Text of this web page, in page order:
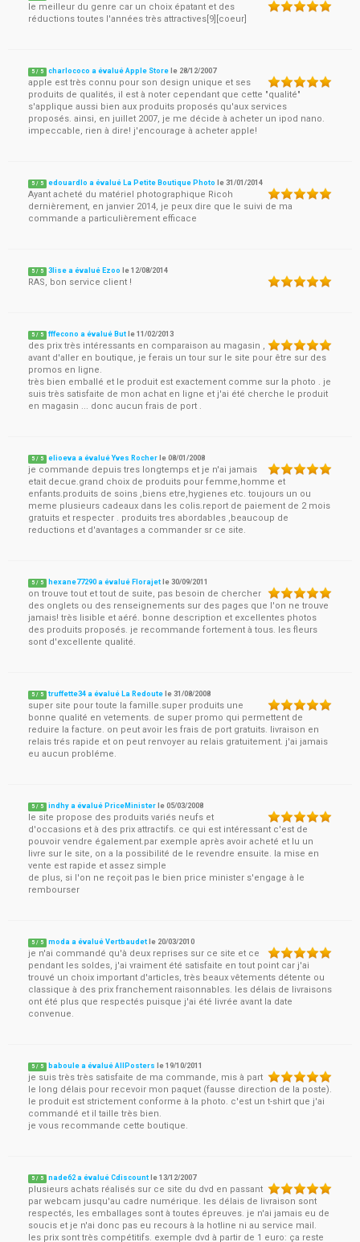
le meilleur du genre car un choix épatant et des
réductions toutes l'années très attractives[9][coeur]
5 / 5 charlococo a évalué Apple Store le 28/12/2007
apple est très connu pour son design unique et ses
produits de qualités, il est à noter cependant que cette "qualité"
s'applique aussi bien aux produits proposés qu'aux services
proposés. ainsi, en juillet 2007, je me décide à acheter un ipod nano.
impeccable, rien à dire! j'encourage à acheter apple!
5 / 5 edouardlo a évalué La Petite Boutique Photo le31/01/2014
Ayant acheté du matériel photographique Ricoh
dernièrement, en janvier 2014, je peux dire que le suivi de ma
commande a particulièrement efficace
5 / 5 3lise a évalué Ezoo le12/08/2014
RAS, bon service client !
5 / 5 fffecono a évalué But le11/02/2013
des prix très intéressants en comparaison au magasin ,
avant d'aller en boutique, je ferais un tour sur le site pour être sur des
promos en ligne.
très bien emballé et le produit est exactement comme sur la photo . je
suis très satisfaite de mon achat en ligne et j'ai été cherche le produit
en magasin ... donc aucun frais de port .
5 / 5 elioeva a évalué Yves Rocher le08/01/2008
je commande depuis tres longtemps et je n'ai jamais
etait decue.grand choix de produits pour femme,homme et
enfants.produits de soins ,biens etre,hygienes etc. toujours un ou
meme plusieurs cadeaux dans les colis.report de paiement de 2 mois
gratuits et respecter . produits tres abordables ,beaucoup de
reductions et d'avantages a commander sr ce site.
5 / 5 hexane77290 a évalué Florajet le30/09/2011
on trouve tout et tout de suite, pas besoin de chercher
des onglets ou des renseignements sur des pages que l'on ne trouve
jamais! très lisible et aéré. bonne description et excellentes photos
des produits proposés. je recommande fortement à tous. les fleurs
sont d'excellente qualité.
5 / 5 truffette34 a évalué La Redoute le31/08/2008
super site pour toute la famille.super produits une
bonne qualité en vetements. de super promo qui permettent de
reduire la facture. on peut avoir les frais de port gratuits. livraison en
relais trés rapide et on peut renvoyer au relais gratuitement. j'ai jamais
eu aucun probléme.
5 / 5 indhy a évalué PriceMinister le05/03/2008
le site propose des produits variés neufs et
d'occasions et à des prix attractifs. ce qui est intéressant c'est de
pouvoir vendre également.par exemple après avoir acheté et lu un
livre sur le site, on a la possibilité de le revendre ensuite. la mise en
vente est rapide et assez simple
de plus, si l'on ne reçoit pas le bien price minister s'engage à le
rembourser
5 / 5 moda a évalué Vertbaudet le 20/03/2010
je n'ai commandé qu'à deux reprises sur ce site et ce
pendant les soldes, j'ai vraiment été satisfaite en tout point car j'ai
trouvé un choix important d'articles, très beaux vêtements détente ou
classique à des prix franchement raisonnables. les délais de livraisons
ont été plus que respectés puisque j'ai été livrée avant la date
convenue.
5 / 5 baboule a évalué AllPosters le19/10/2011
je suis très très satisfaite de ma commande, mis à part
le long délais pour recevoir mon paquet (fausse direction de la poste).
le produit est strictement conforme à la photo. c'est un t-shirt que j'ai
commandé et il taille très bien.
je vous recommande cette boutique.
5 / 5 nade62 a évalué Cdiscount le13/12/2007
plusieurs achats réalisés sur ce site du dvd en passant
par webcam jusqu'au cadre numérique. les délais de livraison sont
respectés, les emballages sont à toutes épreuves. je n'ai jamais eu de
soucis et je n'ai donc pas eu recours à la hotline ni au service mail.
les prix sont très compétitifs. exemple dvd à partir de 1 euro: ça reste